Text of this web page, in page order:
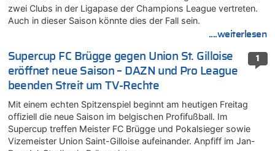
zwei Clubs in der Ligapase der Champions League vertreten.
Auch in dieser Saison könnte dies der Fall sein.
....weiterlesen
1
Supercup FC Brügge gegen Union St. Gilloise
eröffnet neue Saison – DAZN und Pro League
beenden Streit um TV-Rechte
Mit einem echten Spitzenspiel beginnt am heutigen Freitag
offiziell die neue Saison im belgischen Profifußball. Im
Supercup treffen Meister FC Brügge und Pokalsieger sowie
Vizemeister Union Saint-Gilloise aufeinander. Anpfiff im Jan-